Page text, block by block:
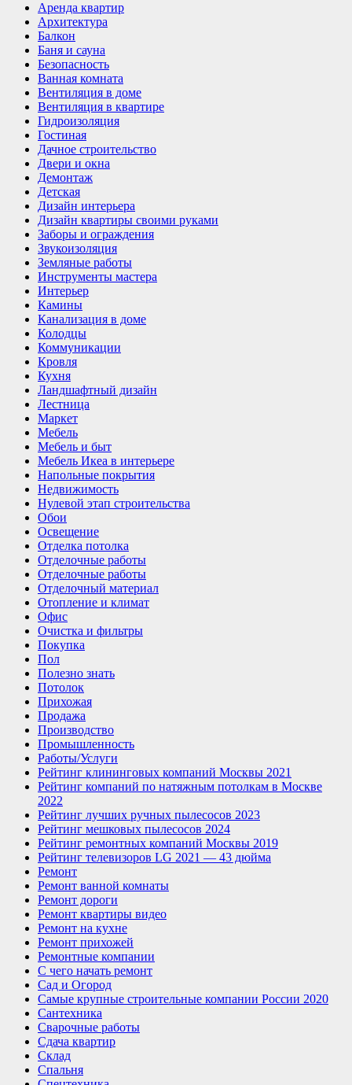
Аренда квартир
Архитектура
Балкон
Баня и сауна
Безопасность
Ванная комната
Вентиляция в доме
Вентиляция в квартире
Гидроизоляция
Гостиная
Дачное строительство
Двери и окна
Демонтаж
Детская
Дизайн интерьера
Дизайн квартиры своими руками
Заборы и ограждения
Звукоизоляция
Земляные работы
Инструменты мастера
Интерьер
Камины
Канализация в доме
Колодцы
Коммуникации
Кровля
Кухня
Ландшафтный дизайн
Лестница
Маркет
Мебель
Мебель и быт
Мебель Икеа в интерьере
Напольные покрытия
Недвижимость
Нулевой этап строительства
Обои
Освещение
Отделка потолка
Отделочные работы
Отделочные работы
Отделочный материал
Отопление и климат
Офис
Очистка и фильтры
Покупка
Пол
Полезно знать
Потолок
Прихожая
Продажа
Производство
Промышленность
Работы/Услуги
Рейтинг клининговых компаний Москвы 2021
Рейтинг компаний по натяжным потолкам в Москве
2022
Рейтинг лучших ручных пылесосов 2023
Рейтинг мешковых пылесосов 2024
Рейтинг ремонтных компаний Москвы 2019
Рейтинг телевизоров LG 2021 — 43 дюйма
Ремонт
Ремонт ванной комнаты
Ремонт дороги
Ремонт квартиры видео
Ремонт на кухне
Ремонт прихожей
Ремонтные компании
С чего начать ремонт
Сад и Огород
Самые крупные строительные компании России 2020
Сантехника
Сварочные работы
Сдача квартир
Склад
Спальня